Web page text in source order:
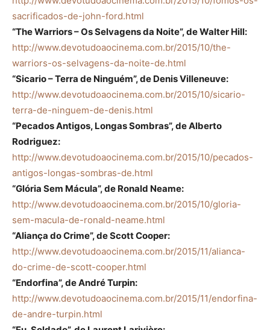
sacrificados-de-john-ford.html
“The Warriors – Os Selvagens da Noite”, de Walter Hill:
http://www.devotudoaocinema.com.br/2015/10/the-
warriors-os-selvagens-da-noite-de.html
“Sicario – Terra de Ninguém”, de Denis Villeneuve:
http://www.devotudoaocinema.com.br/2015/10/sicario-
terra-de-ninguem-de-denis.html
“Pecados Antigos, Longas Sombras”, de Alberto
Rodriguez:
http://www.devotudoaocinema.com.br/2015/10/pecados-
antigos-longas-sombras-de.html
“Glória Sem Mácula”, de Ronald Neame:
http://www.devotudoaocinema.com.br/2015/10/gloria-
sem-macula-de-ronald-neame.html
“Aliança do Crime”, de Scott Cooper:
http://www.devotudoaocinema.com.br/2015/11/alianca-
do-crime-de-scott-cooper.html
“Endorfina”, de André Turpin:
http://www.devotudoaocinema.com.br/2015/11/endorfina-
de-andre-turpin.html